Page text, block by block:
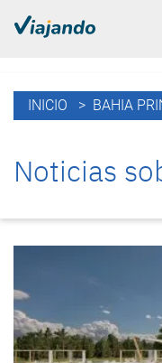
INICIO > BAHIA
Noticias